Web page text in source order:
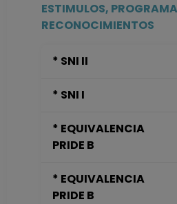
ESTIMULOS,
RECONOCIMIENTOS
* SNI II
* SNI I
* EQUIVALENCIA
PRIDE B
* EQUIVALENCIA
PRIDE B